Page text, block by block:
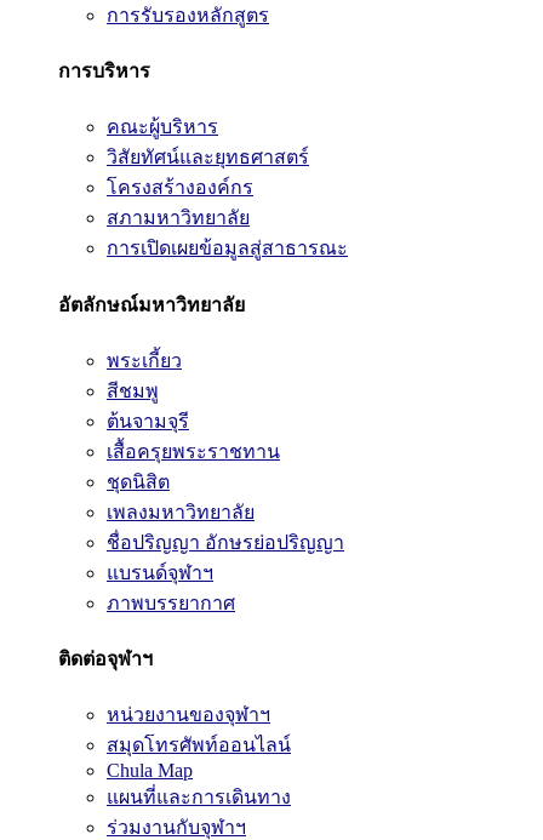
การรับรองหลักสูตร
การบริหาร
คณะผู้บริหาร
วิสัยทัศน์และยุทธศาสตร์
โครงสร้างองค์กร
สภามหาวิทยาลัย
การเปิดเผยข้อมูลสู่สาธารณะ
อัตลักษณ์มหาวิทยาลัย
พระเกี้ยว
สีชมพู
ต้นจามจุรี
เสื้อครุยพระราชทาน
ชุดนิสิต
เพลงมหาวิทยาลัย
ชื่อปริญญา อักษรย่อปริญญา
แบรนด์จุฬาฯ
ภาพบรรยากาศ
ติดต่อจุฬาฯ
หน่วยงานของจุฬาฯ
สมุดโทรศัพท์ออนไลน์
Chula Map
แผนที่และการเดินทาง
ร่วมงานกับจุฬาฯ